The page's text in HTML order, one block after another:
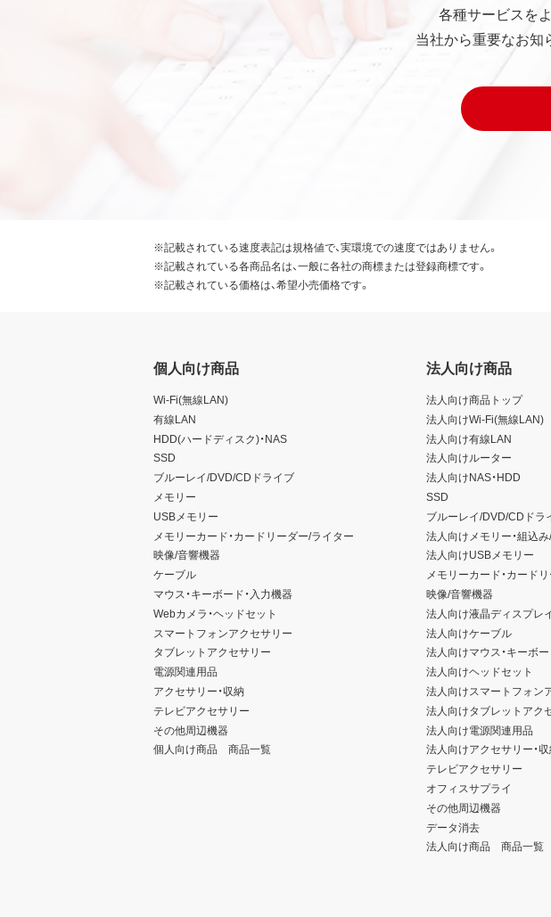
各種サービスを
当社から重要なお知
※記載されている速度表記は規格値で、実環境での速度ではありません。
※記載されている各商品名は、一般に各社の商標または登録商標です。
※記載されている価格は、希望小売価格です。
個人向け商品
Wi-Fi(無線LAN)
有線LAN
HDD(ハードディスク)・NAS
SSD
ブルーレイ/DVD/CDドライブ
メモリー
USBメモリー
メモリーカード・カードリーダー/ライター
映像/音響機器
ケーブル
マウス・キーボード・入力機器
Webカメラ・ヘッドセット
スマートフォンアクセサリー
タブレットアクセサリー
電源関連用品
アクセサリー・収納
テレビアクセサリー
その他周辺機器
個人向け商品 商品一覧
法人向け商品
法人向け商品トップ
法人向けWi-Fi(無線LAN)
法人向け有線LAN
法人向けルーター
法人向けNAS・HDD
SSD
ブルーレイ/DVD/CDドラ
法人向けメモリー・組込
法人向けUSBメモリー
メモリーカード・カード
映像/音響機器
法人向け液晶ディスプレ
法人向けケーブル
法人向けマウス・キーボ
法人向けヘッドセット
法人向けスマートフォン
法人向けタブレットアク
法人向け電源関連用品
法人向けアクセサリー・
テレビアクセサリー
オフィスサプライ
その他周辺機器
データ消去
法人向け商品 商品一覧